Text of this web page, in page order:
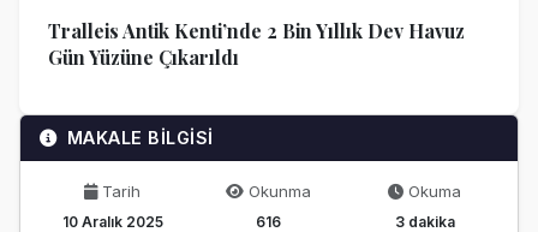
Tralleis Antik Kenti’nde 2 Bin Yıllık Dev Havuz
Gün Yüzüne Çıkarıldı
MAKALE BİLGİSİ
Tarih
10 Aralık 2025
Okunma
616
Okuma
3 dakika